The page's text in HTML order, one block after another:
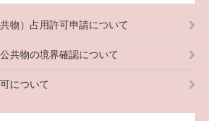
物）占用許可申請について
共物の境界確認について
について